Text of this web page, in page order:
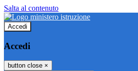
Salta al contenuto
Accedi
Accedi
button close ×